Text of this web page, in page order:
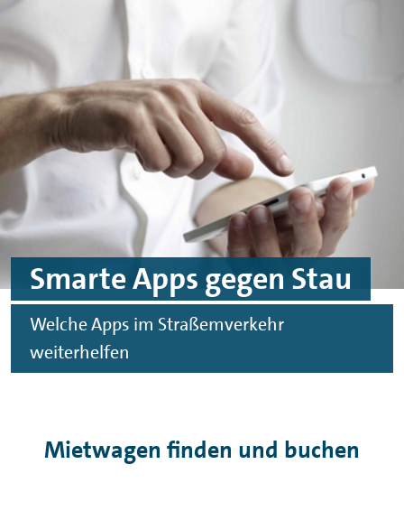
Skip to main content
Skip to footer
Smarte Apps gegen Stau
Welche Apps im Straßemverkehr
weiterhelfen
Mietwagen finden und buchen